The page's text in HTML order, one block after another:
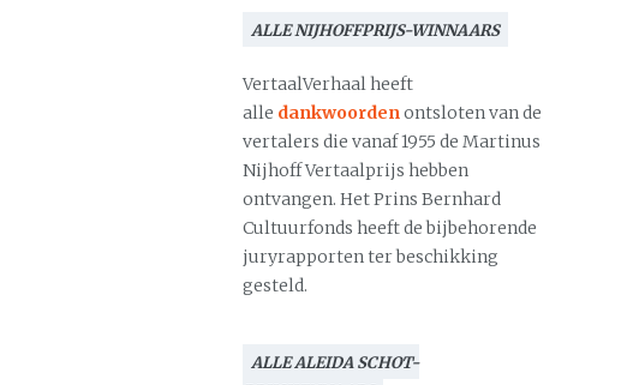
ALLE NIJHOFFPRIJS-WINNAARS
VertaalVerhaal heeft
alle dankwoordenontsloten van de
vertalers die vanaf 1955 de Martinus
Nijhoff Vertaalprijs hebben
ontvangen. Het Prins Bernhard
Cultuurfonds heeft de bijbehorende
juryrapporten ter beschikking
gesteld.
ALLE ALEIDA SCHOT-